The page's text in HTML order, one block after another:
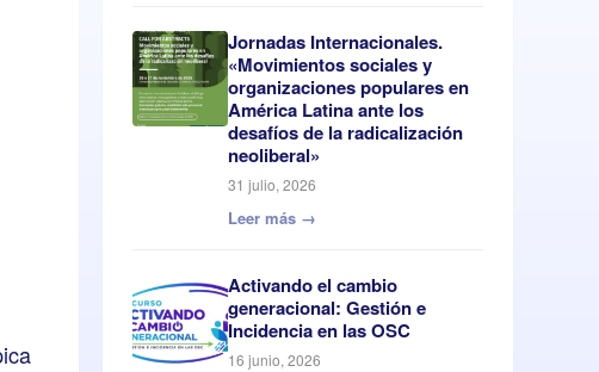
Jornadas Internacionales.
«Movimientos sociales y
organizaciones populares en
América Latina ante los
desafíos de la radicalización
neoliberal»
31 julio, 2026
Leer más →
Activando el cambio
generacional: Gestión e
Incidencia en las OSC
16 junio, 2026